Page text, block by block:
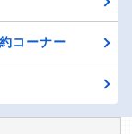
コーナー